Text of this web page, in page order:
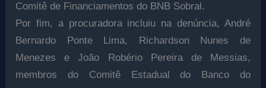
Comitê de Financiamentos do BNB Sobral.
Por fim, a procuradora incluiu na denúncia, André
Bernardo Ponte Lima, Richardson Nunes de
Menezes e João Robério Pereira de Messias,
membros do Comitê Estadual do Banco do